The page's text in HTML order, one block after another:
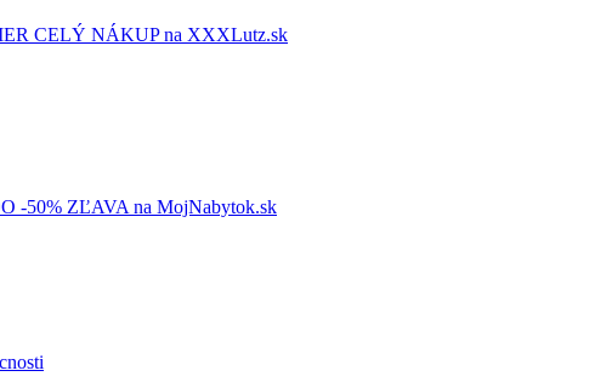
CELÝ NÁKUP na XXXLutz.sk
-50% ZĽAVA na MojNabytok.sk